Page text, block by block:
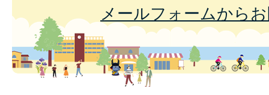
メールフォームから